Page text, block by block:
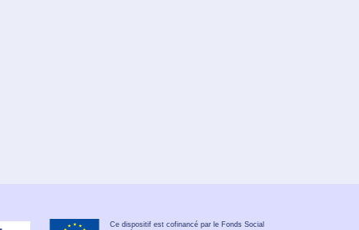
Ce dispositif est cofinancé par le Fonds Social